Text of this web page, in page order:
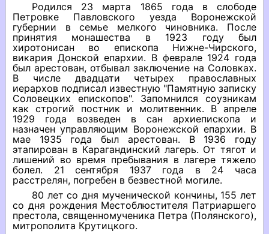
Родился 23 марта 1865 года в слободе
Петровке Павловского уезда Воронежской
губернии в семье мелкого чиновника. После
принятия монашества в 1923 году был
хиротонисан во епископа Нижне-Чирского,
викария Донской епархии. В феврале 1924 года
был арестован, отбывал заключение на Соловках.
В числе двадцати четырех православных
иерархов подписал известную "Памятную записку
Соловецких епископов". Запомнился соузникам
как строгий постник и молитвенник. В апреле
1929 года возведен в сан архиепископа и
назначен управляющим Воронежской епархии. В
мае 1935 года был арестован. В 1936 году
этапирован в Карагандинский лагерь. От тягот и
лишений во время пребывания в лагере тяжело
болел. 21 сентября 1937 года в 24 часа
расстрелян, погребен в безвестной могиле.
80 лет со дня мученической кончины, 155 лет
со дня рождения Местоблюстителя Патриаршего
престола, священномученика Петра (Полянского),
митрополита Крутицкого.